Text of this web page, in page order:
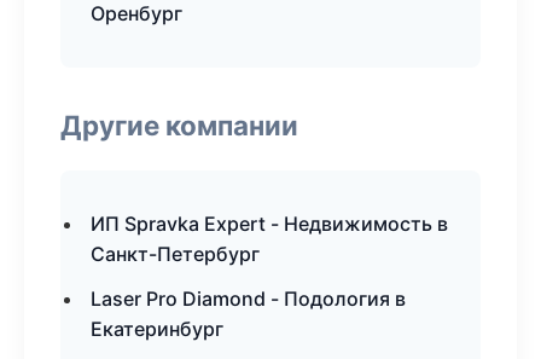
Оренбург
Другие компании
ИП Spravka Expert - Недвижимость в
Санкт-Петербург
Laser Pro Diamond - Подология в
Екатеринбург